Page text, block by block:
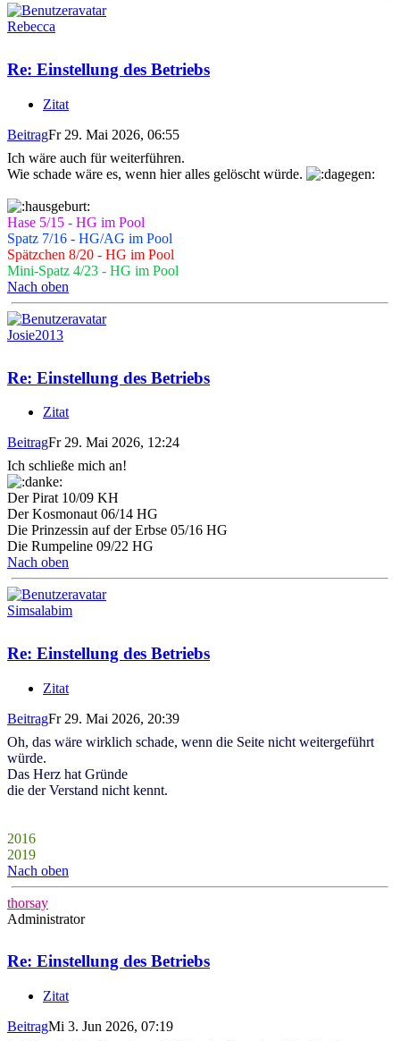
Rebecca
Re: Einstellung des Betriebs
Zitat
BeitragFr 29. Mai 2026, 06:55
Ich wäre auch für weiterführen.
Wie schade wäre es, wenn hier alles gelöscht würde.
Hase 5/15 - HG im Pool
Spatz 7/16 - HG/AG im Pool
Spätzchen 8/20 - HG im Pool
Mini-Spatz 4/23 - HG im Pool
Nach oben
Josie2013
Re: Einstellung des Betriebs
Zitat
BeitragFr 29. Mai 2026, 12:24
Ich schließe mich an!
Der Pirat 10/09 KH
Der Kosmonaut 06/14 HG
Die Prinzessin auf der Erbse 05/16 HG
Die Rumpeline 09/22 HG
Nach oben
Simsalabim
Re: Einstellung des Betriebs
Zitat
BeitragFr 29. Mai 2026, 20:39
Oh, das wäre wirklich schade, wenn die Seite nicht weitergeführt
würde.
Das Herz hat Gründe
die der Verstand nicht kennt.
2016
2019
Nach oben
thorsay
Administrator
Re: Einstellung des Betriebs
Zitat
BeitragMi 3. Jun 2026, 07:19